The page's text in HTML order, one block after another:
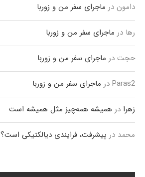
دامون در ماجرای سفر من و زوربا
رها در ماجرای سفر من و زوربا
حجت در ماجرای سفر من و زوربا
Paras2 در ماجرای سفر من و زوربا
زهرا در همیشه همه‌چیز مثل همیشه است
محمد در پیشرفت، فرایندی دیالکتیکی است؟